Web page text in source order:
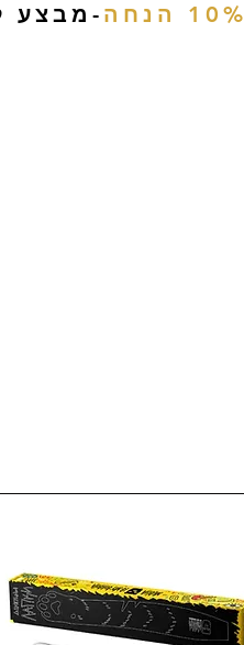
10% הנחה -מבצע